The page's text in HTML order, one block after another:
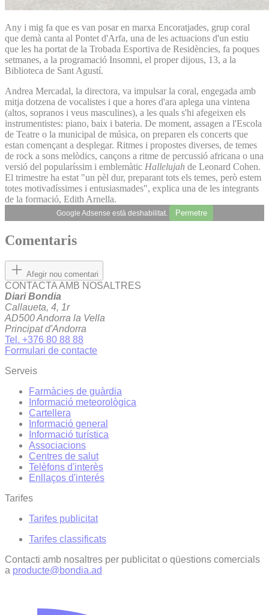
Any i mig fa que es van posar en marxa Encoratjades, grup coral
que demà canta al Pontet d'Arfa, una de les actuacions d'un estiu
que les ha portat de la Trobada Esportiva de Residències, fa poques
setmanes, a la programació Insomni, el proper dijous, 13, a la
Biblioteca de Sant Agustí.
Andrea Mercadal, la directora, va impulsar la coral, engegada amb
mitja dotzena de vocalistes i que a hores d'ara aplega una vintena
(altos, sopranos i veus masculines), a les quals s'hi afegeixen els
instrumentistes: piano, baix i bateria. De moment, assagen a l'Escola
de Teatre o la municipal de música, on preparen els concerts que
estan començant a desplegar. Ritmes i propostes diverses, de temes
de rock a sons melòdics, cançons a ritme de percussió africana o una
versió del popularíssim i emblemàtic Hallelujah de Leonard Cohen.
El trimestre ha estat "un pèl dur, preparant tots els temes, però estem
totes motivadíssimes i entusiasmades", explica una de les integrants
de la formació, Edith Arnella.
Google Adsense està deshabilitat. Permetre
Comentaris
Afegir nou comentari
CONTACTA AMB NOSALTRES
Diari Bondia
Callaueta, 4, 1r
AD500 Andorra la Vella
Principat d'Andorra
Tel. +376 80 88 88
Formulari de contacte
Serveis
Farmàcies de guàrdia
Informació meteorològica
Cartellera
Informació general
Informació turística
Associacions
Centres de salut
Telèfons d'interès
Enllaços d'interés
Tarifes
Tarifes publicitat
Tarifes classificats
Contacti amb nosaltres per publicitat o qüestions comercials
a producte@bondia.ad